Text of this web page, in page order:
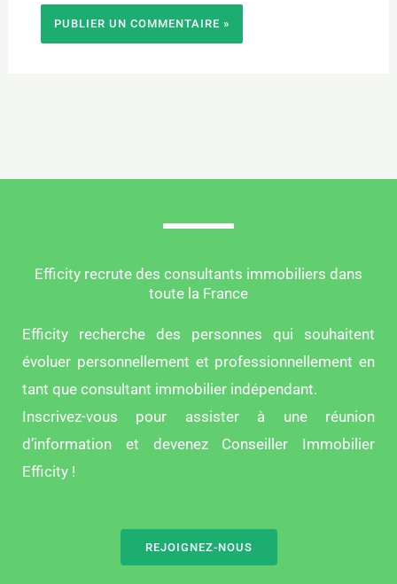
Efficity recrute des consultants immobiliers dans
toute la France
Efficity recherche des personnes qui souhaitent
évoluer personnellement et professionnellement en
tant que consultant immobilier indépendant.
Inscrivez-vous pour assister à une réunion
d’information et devenez Conseiller Immobilier
Efficity !
REJOIGNEZ-NOUS